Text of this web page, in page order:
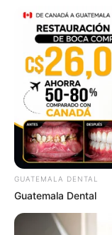
ดวงรายวัน 13 กันยาย
13 ก.ย. 2022
GUATEMALA DENTAL
Guatemala Dental